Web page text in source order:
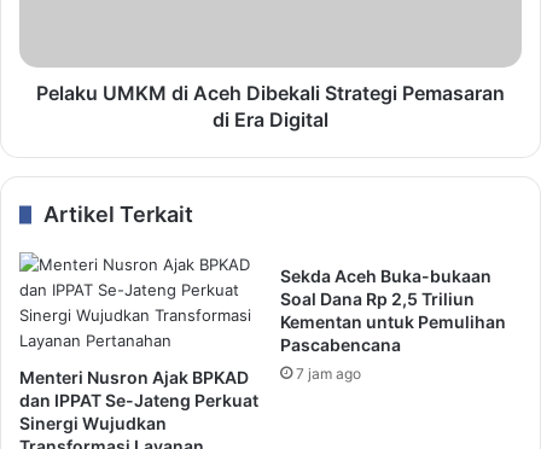
Pelaku UMKM di Aceh Dibekali Strategi Pemasaran
di Era Digital
Artikel Terkait
Menteri Nusron Ajak BPKAD
dan IPPAT Se-Jateng Perkuat
Sinergi Wujudkan
Sekda Aceh Buka-bukaan
Soal Dana Rp 2,5 Triliun
Kementan untuk Pemulihan
Pascabencana
7 jam ago